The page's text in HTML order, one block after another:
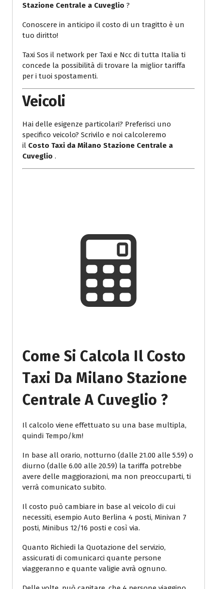
Stazione Centrale a Cuveglio ?
Conoscere in anticipo il costo di un tragitto è un
tuo diritto!
Taxi Sos il network per Taxi e Ncc di tutta Italia ti
concede la possibilità di trovare la miglior tariffa
per i tuoi spostamenti.
Veicoli
Hai delle esigenze particolari? Preferisci uno
specifico veicolo? Scrivilo e noi calcoleremo
il Costo Taxi da Milano Stazione Centrale a
Cuveglio .
Come Si Calcola Il Costo
Taxi Da Milano Stazione
Centrale A Cuveglio ?
Il calcolo viene effettuato su una base multipla,
quindi Tempo/km!
In base all orario, notturno (dalle 21.00 alle 5.59) o
diurno (dalle 6.00 alle 20.59) la tariffa potrebbe
avere delle maggiorazioni, ma non preoccuparti, ti
verrà comunicato subito.
Il costo può cambiare in base al veicolo di cui
necessiti, esempio Auto Berlina 4 posti, Minivan 7
posti, Minibus 12/16 posti e così via.
Quanto Richiedi la Quotazione del servizio,
assicurati di comunicarci quante persone
viaggeranno e quante valigie avrà ognuno.